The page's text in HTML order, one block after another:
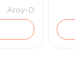
Aroy-D